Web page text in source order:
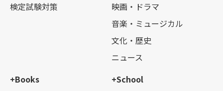
検定試験対策
映画・ドラマ
音楽・ミュージカル
文化・歴史
ニュース
+Books
+School